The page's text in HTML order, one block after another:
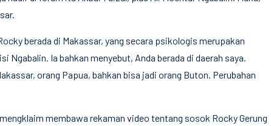
berada di Makassar, yang secara psikologis merupakan
Ngabalin. Ia bahkan menyebut, Anda berada di daerah saya.
orang Papua, bahkan bisa jadi orang Buton. Perubahan
membawa rekaman video tentang sosok Rocky Gerung